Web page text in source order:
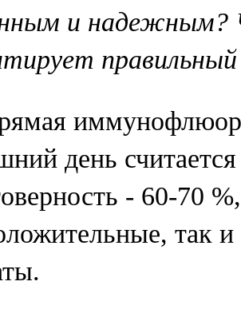
и надежным?
день
- 60-70
так